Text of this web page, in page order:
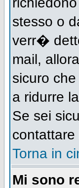
stesso o
verr�
mail,
sicuro
a ridurre
Se sei
Torna in
Mi sono